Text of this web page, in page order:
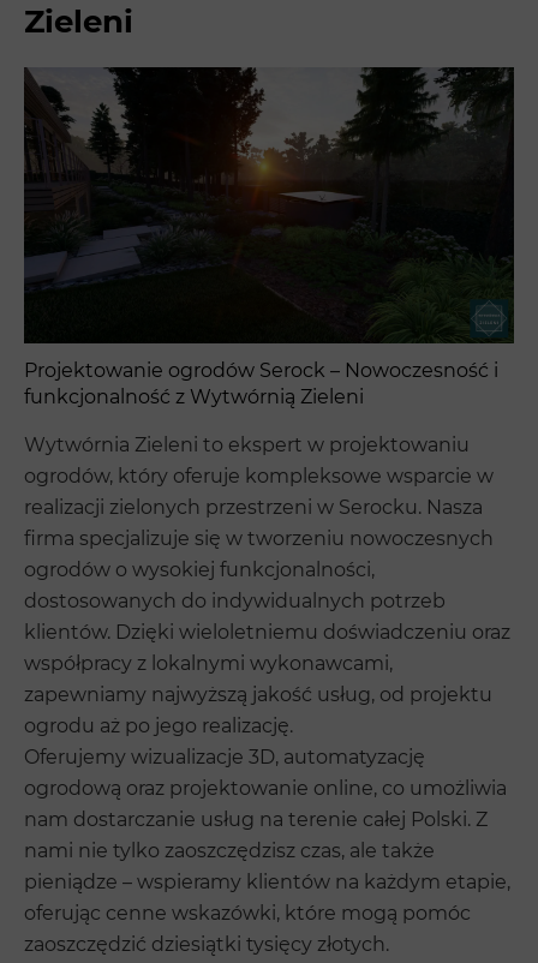
Zieleni
Projektowanie ogrodów Serock – Nowoczesność i
funkcjonalność z Wytwórnią Zieleni
Wytwórnia Zieleni to ekspert w projektowaniu
ogrodów, który oferuje kompleksowe wsparcie w
realizacji zielonych przestrzeni w Serocku. Nasza
firma specjalizuje się w tworzeniu nowoczesnych
ogrodów o wysokiej funkcjonalności,
dostosowanych do indywidualnych potrzeb
klientów. Dzięki wieloletniemu doświadczeniu oraz
współpracy z lokalnymi wykonawcami,
zapewniamy najwyższą jakość usług, od projektu
ogrodu aż po jego realizację.
Oferujemy wizualizacje 3D, automatyzację
ogrodową oraz projektowanie online, co umożliwia
nam dostarczanie usług na terenie całej Polski. Z
nami nie tylko zaoszczędzisz czas, ale także
pieniądze – wspieramy klientów na każdym etapie,
oferując cenne wskazówki, które mogą pomóc
zaoszczędzić dziesiątki tysięcy złotych.